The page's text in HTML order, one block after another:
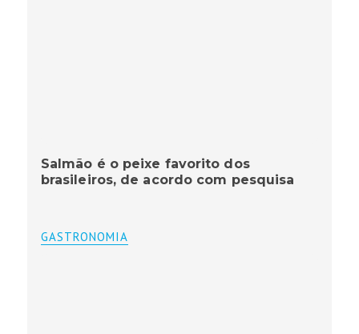
Salmão é o peixe favorito dos
brasileiros, de acordo com pesquisa
GASTRONOMIA